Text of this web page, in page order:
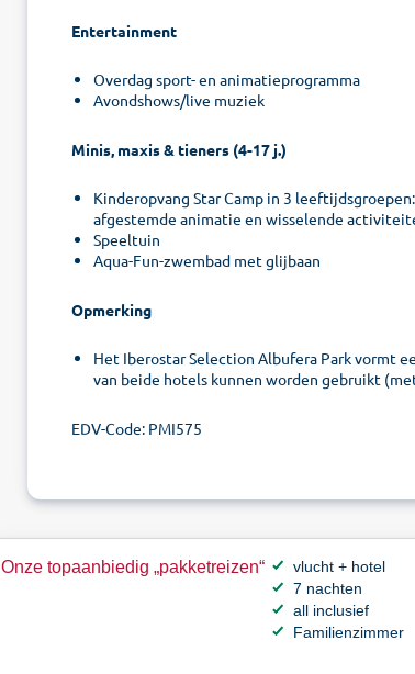
Entertainment
Overdag sport- en animatieprogramma
Avondshows/live muziek
Minis, maxis & tieners (4-17 j.)
Kinderopvang Star Camp in 3
afgestemde animatie en wisselende
Speeltuin
Aqua-Fun-zwembad met glijbaan
Opmerking
Het Iberostar Selection Albufera Park vormt
van beide hotels kunnen worden gebruikt
EDV-Code: PMI575
Onze topaanbiedig „pakketreizen“
vlucht + hotel
7 nachten
all inclusief
Familienzimmer